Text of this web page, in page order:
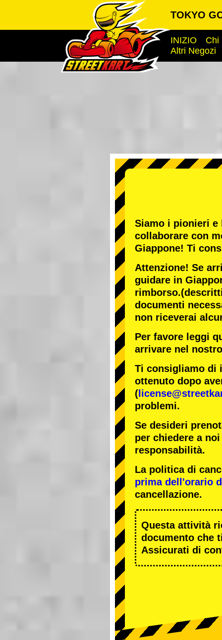
TOKYO
INIZIO
Chi
Altri Negozi
Siamo i pionieri e
collaborare con
Giappone! Ti
Attenzione! Se
guidare in
rimborso.
documenti
non riceverai
Per favore leggi
arrivare nel
Ti consigliamo di
ottenuto dopo
(
problemi.
Se desideri
per chiedere a
responsabilità.
La politica di
prima dell'orario
cancellazione.
Questa attività
documento che
Assicurati di